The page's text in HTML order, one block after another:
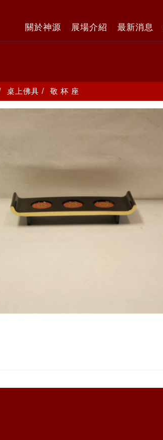
關於神源 展場介紹 最新消息
桌上佛具 敬 杯 座